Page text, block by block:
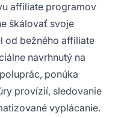
affiliate programov
škálovať svoje
od bežného affiliate
navrhnutý na
ponúka
provízií, sledovanie
vyplácanie.